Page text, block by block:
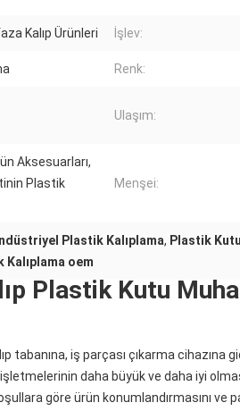
Kalıp Ürünleri İşlev:
Renk:
Ulaşım:
Aksesuarları,
Plastik
Menşei:
Plastik Kalıplama, Plastik
oem
Plastik Kutu
tabanına, iş parçası çıkarma cihazına
daha büyük ve daha iyi
göre ürün konumlandırmasını ve